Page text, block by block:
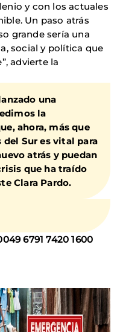
y con los actuales
Un paso atrás
grande sería una
social y política que
advierte la
una
la
ahora, más que
del Sur es vital para
atrás y puedan
que ha traído
Clara Pardo.
6791 7420 1600